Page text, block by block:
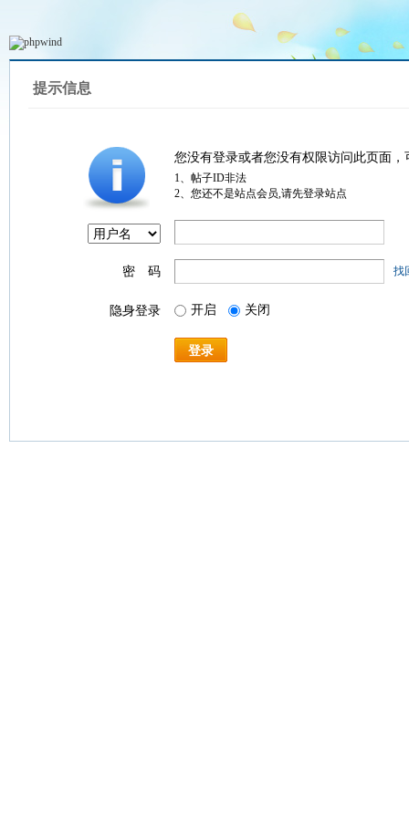
提示信息
您没有登录或者您没有权限访问此页面
1、帖子ID非法
2、您还不是站点会员,请先登录站点
密 码 找
隐身登录 开启 关闭
登录